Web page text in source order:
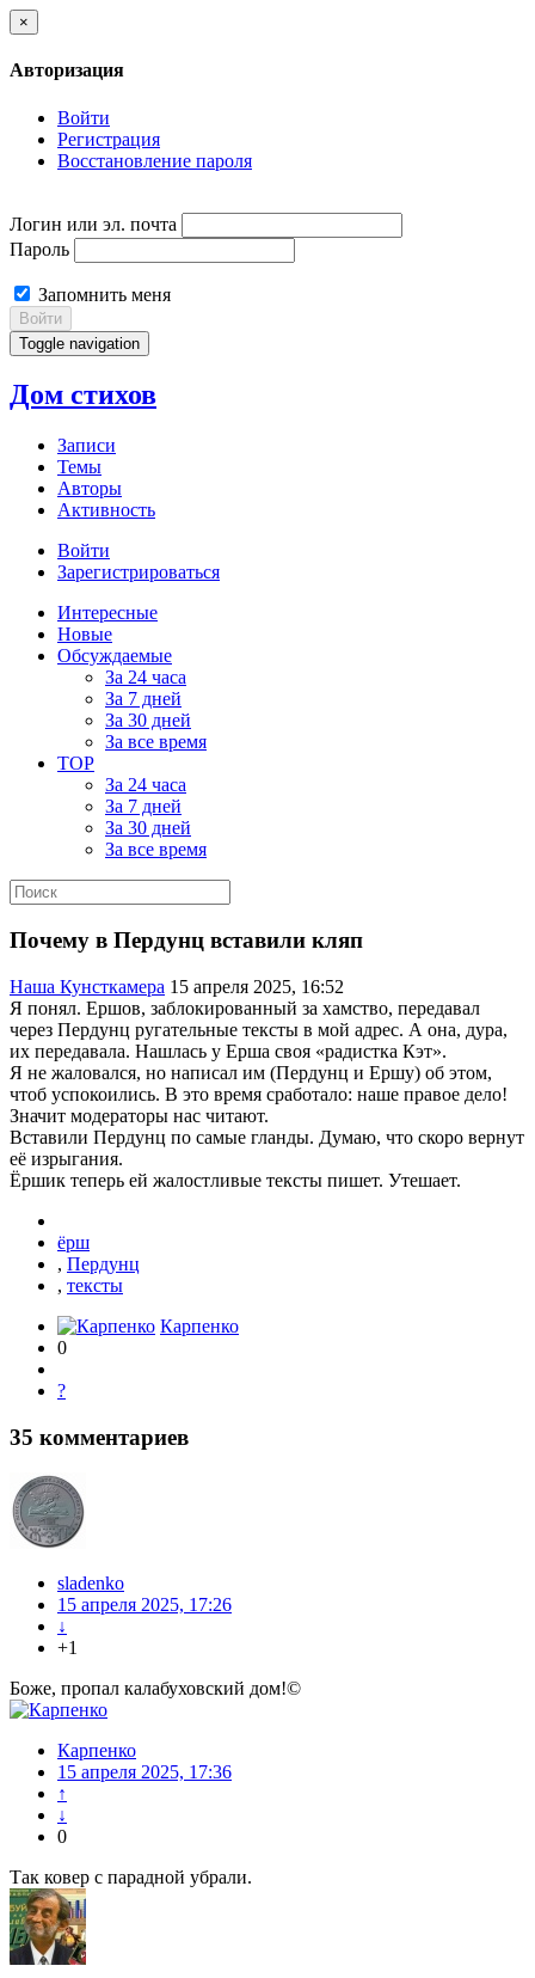
×
Авторизация
Войти
Регистрация
Восстановление пароля
Логин или эл. почта
Пароль
Запомнить меня
Войти
Toggle navigation
Дом стихов
Записи
Темы
Авторы
Активность
Войти
Зарегистрироваться
Интересные
Новые
Обсуждаемые
За 24 часа
За 7 дней
За 30 дней
За все время
TOP
За 24 часа
За 7 дней
За 30 дней
За все время
Почему в Пердунц вставили кляп
Наша Кунсткамера 15 апреля 2025, 16:52
Я понял. Ершов, заблокированный за хамство, передавал
через Пердунц ругательные тексты в мой адрес. А она, дура,
их передавала. Нашлась у Ерша своя «радистка Кэт».
Я не жаловался, но написал им (Пердунц и Ершу) об этом,
чтоб успокоились. В это время сработало: наше правое дело!
Значит модераторы нас читают.
Вставили Пердунц по самые гланды. Думаю, что скоро вернут
её изрыгания.
Ёршик теперь ей жалостливые тексты пишет. Утешает.
ёрш
, Пердунц
, тексты
Карпенко
0
?
35 комментариев
sladenko
15 апреля 2025, 17:26
↓
+1
Боже, пропал калабуховский дом!©
Карпенко
15 апреля 2025, 17:36
↑
↓
0
Так ковер с парадной убрали.